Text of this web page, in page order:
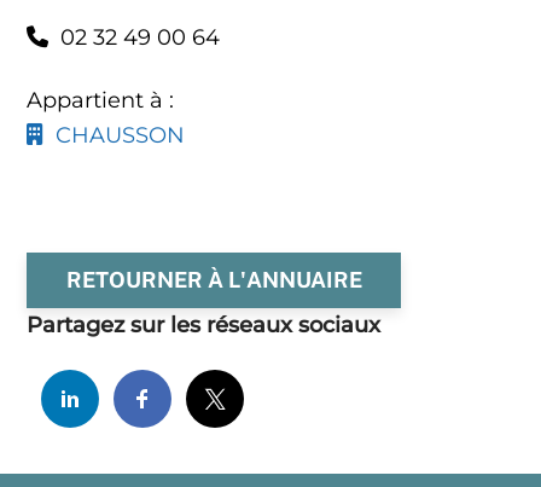
02 32 49 00 64
Appartient à :
CHAUSSON
RETOURNER À L'ANNUAIRE
Partagez sur les réseaux sociaux